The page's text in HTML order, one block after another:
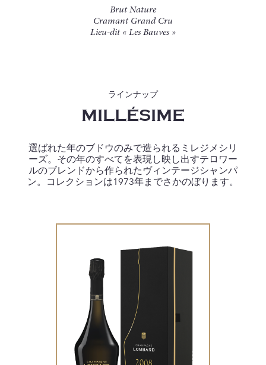
Brut Nature
Cramant Grand Cru
Lieu-dit « Les Bauves »
ラインナップ
MILLÉSIME
選ばれた年のブドウのみで造られるミレジメシリ
ーズ。その年のすべてを表現し映し出すテロワー
ルのブレンドから作られたヴィンテージシャンパ
ン。コレクションは1973年までさかのぼります。